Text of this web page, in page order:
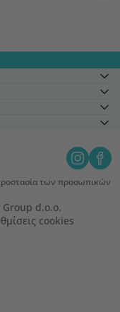
των προσωπικών
d.o.o.
cookies